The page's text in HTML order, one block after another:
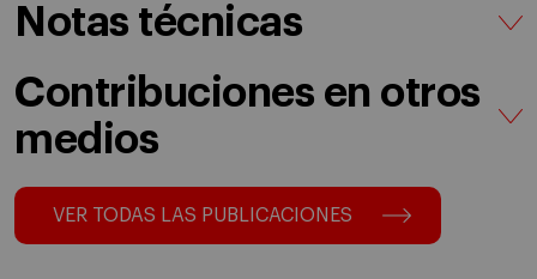
Notas técnicas
Contribuciones en otros
medios
VER TODAS LAS PUBLICACIONES